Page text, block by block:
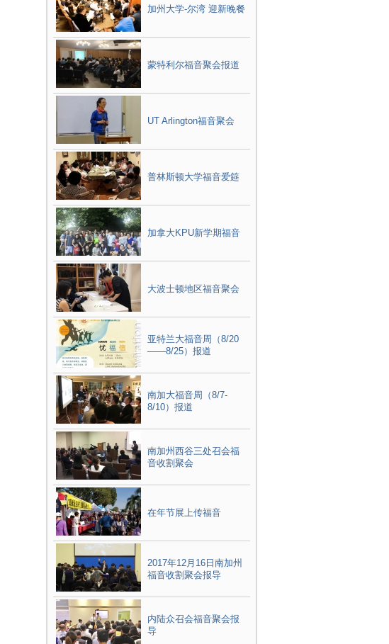
加州大学-尔湾 迎新晚餐
蒙特利尔福音聚会报道
UT Arlington福音聚会
普林斯顿大学福音爱筵
加拿大KPU新学期福音
大波士顿地区福音聚会
亚特兰大福音周（8/20
——8/25）报道
南加大福音周（8/7-
8/10）报道
南加州西谷三处召会福
音收割聚会
在年节展上传福音
2017年12月16日南加州
福音收割聚会报导
内陆众召会福音聚会报
导